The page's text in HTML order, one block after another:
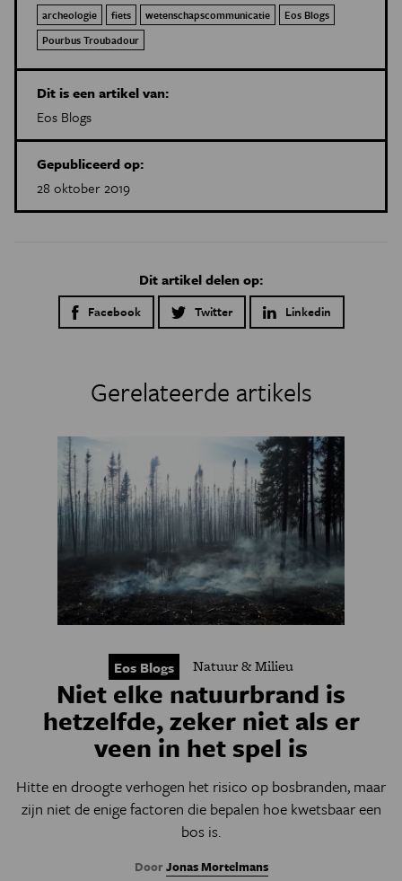
archeologie fiets wetenschapscommunicatie
Eos Blogs
Pourbus Troubadour
Dit is een artikel van:
Eos Blogs
Gepubliceerd op:
28 oktober 2019
Dit artikel delen op:
Facebook Twitter Linkedin
Gerelateerde artikels
Eos Blogs Natuur & Milieu
Niet elke natuurbrand is
hetzelfde, zeker niet als er
veen in het spel is
Hitte en droogte verhogen het risico op bosbranden, maar
zijn niet de enige factoren die bepalen hoe kwetsbaar een
bos is.
DoorJonas Mortelmans